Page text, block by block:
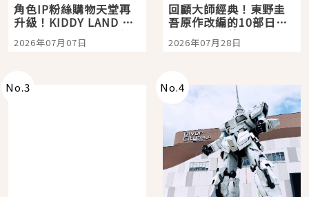
角色IP粉絲購物天堂再
升級！KIDDY LAND 原
宿店吉伊卡哇迎客，新
開幕 OMOKADO 店3分
2026年07月07日
回顧大師經典！東野圭
吾原作改編的10部日本
影視作品推薦
2026年07月28日
No.3 No.4